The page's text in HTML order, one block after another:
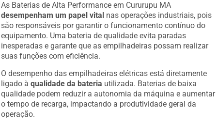
As Baterias de Alta Performance em Cururupu MA
desempenham um papel vital nas operações industriais, pois
são responsáveis por garantir o funcionamento contínuo do
equipamento. Uma bateria de qualidade evita paradas
inesperadas e garante que as empilhadeiras possam realizar
suas funções com eficiência.
O desempenho das empilhadeiras elétricas está diretamente
ligado àqualidade da bateria utilizada. Baterias de baixa
qualidade podem reduzir a autonomia da máquina e aumentar
o tempo de recarga, impactando a produtividade geral da
operação.